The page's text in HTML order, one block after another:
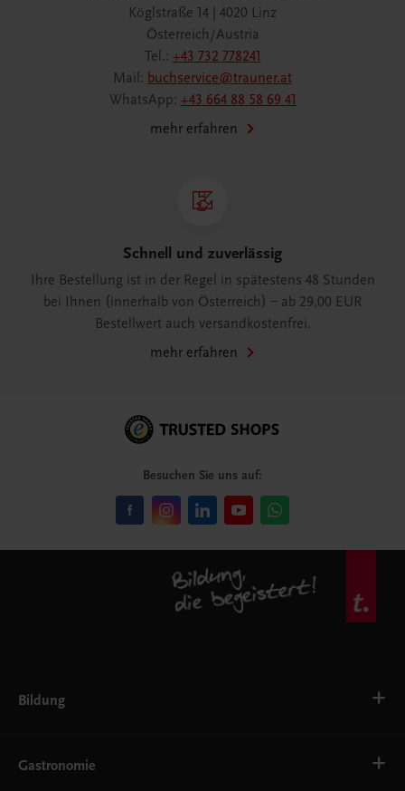
Köglstraße 14 | 4020 Linz
Österreich/Austria
Tel.: +43 732 778241
Mail: buchservice@trauner.at
WhatsApp: +43 664 88 58 69 41
mehr erfahren
Schnell und zuverlässig
Ihre Bestellung ist in der Regel in spätestens 48 Stunden
bei Ihnen (innerhalb von Österreich) – ab 29,00 EUR
Bestellwert auch versandkostenfrei.
mehr erfahren
Besuchen Sie uns auf:
Bildung
AHS
Gastronomie